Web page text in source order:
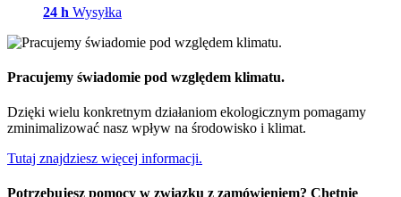
24 h Wysyłka
Pracujemy świadomie pod względem klimatu.
Dzięki wielu konkretnym działaniom ekologicznym pomagamy
zminimalizować nasz wpływ na środowisko i klimat.
Tutaj znajdziesz więcej informacji.
Potrzebujesz pomocy w związku z zamówieniem? Chętnie